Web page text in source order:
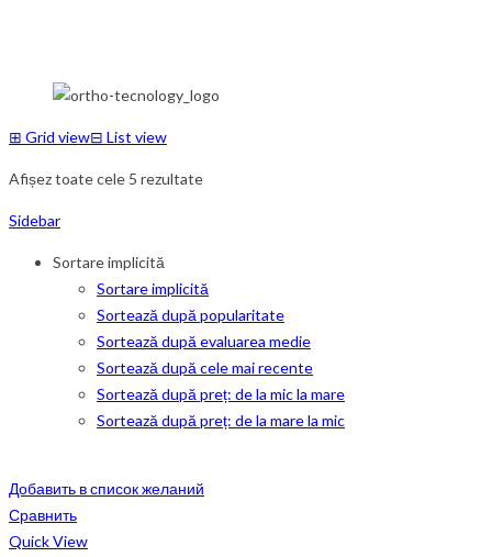
⊞ Grid view⊟ List view
Afișez toate cele 5 rezultate
Sidebar
Sortare implicită
Sortare implicită
Sortează după popularitate
Sortează după evaluarea medie
Sortează după cele mai recente
Sortează după preț: de la mic la mare
Sortează după preț: de la mare la mic
Добавить в список желаний
Сравнить
Quick View